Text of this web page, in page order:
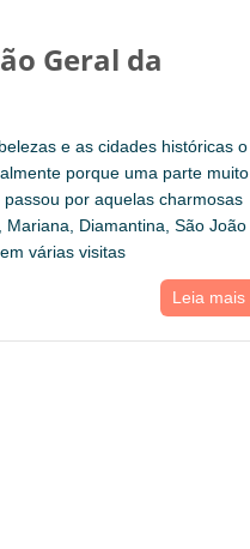
Geral da
e as cidades históricas o
porque uma parte muito
por aquelas charmosas
Diamantina, São João
várias visitas
Leia mais